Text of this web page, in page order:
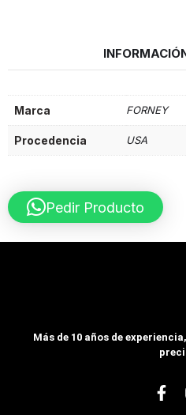
Marca FORNEY
Procedencia USA
Pedir Producto
Más de 10 años de